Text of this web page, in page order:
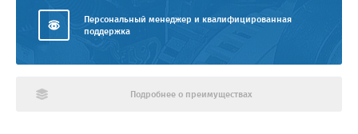
Персональный менеджер и квалифицированная
поддержка
Подробнее о преимуществах